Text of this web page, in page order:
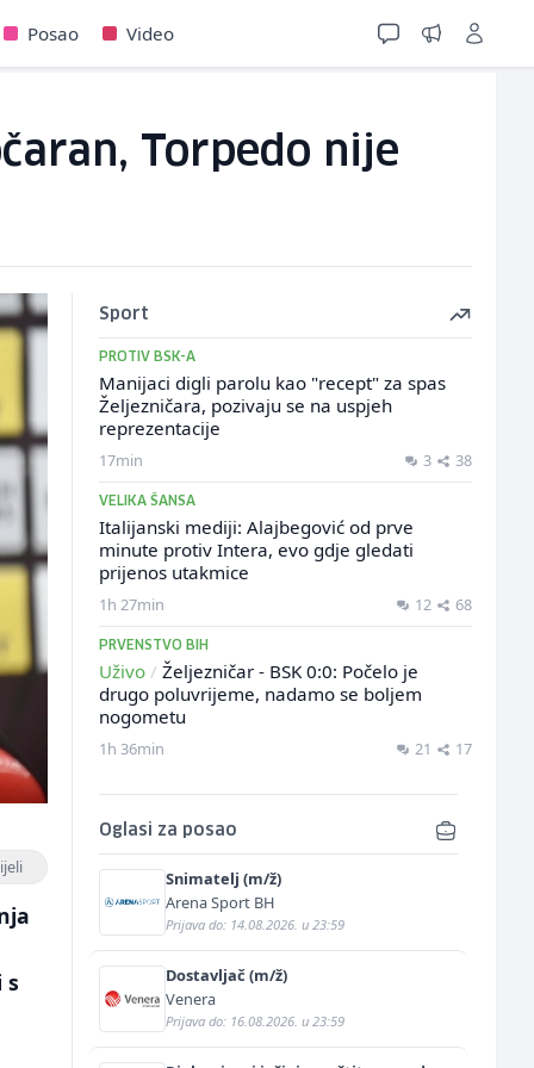
Posao Video
Torpedo nije
s
Sport
PROTIV BSK-A
Manijaci digli parolu kao "recept" za spas
Željezničara, pozivaju se na uspjeh
reprezentacije
17min 3 38
VELIKA ŠANSA
Italijanski mediji: Alajbegović od prve
minute protiv Intera, evo gdje gledati
prijenos utakmice
1h 27min 12 68
PRVENSTVO BIH
Uživo / Željezničar - BSK 0:0: Počelo je
drugo poluvrijeme, nadamo se boljem
nogometu
1h 36min 21 17
Oglasi za posao
Snimatelj (m/ž)
Arena Sport BH
Prijava do: 14.08.2026. u 23:59
Dostavljač (m/ž)
Venera
Prijava do: 16.08.2026. u 23:59